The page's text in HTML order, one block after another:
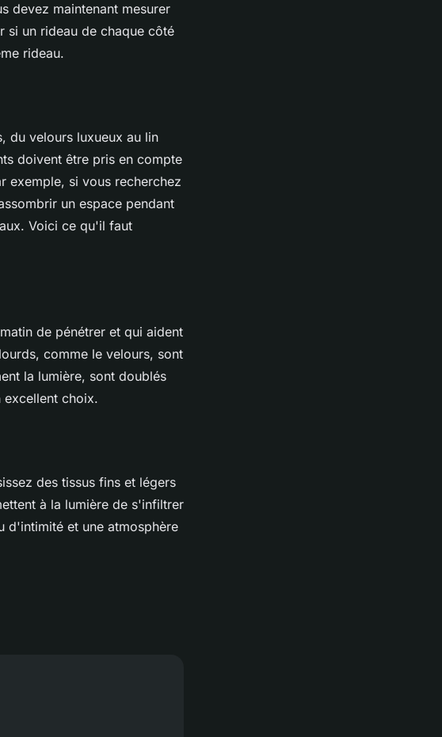
devez maintenant mesurer
si un rideau de chaque côté
rideau.
du velours luxueux au lin
doivent être pris en compte
exemple, si vous recherchez
un espace pendant
Voici ce qu'il faut
de pénétrer et qui aident
comme le velours, sont
la lumière, sont doublés
choix.
des tissus fins et légers
à la lumière de s'infiltrer
d'intimité et une atmosphère